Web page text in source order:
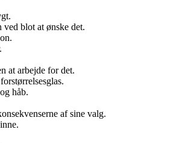
blot at ønske det.
at arbejde for det.
håb.
af sine valg.